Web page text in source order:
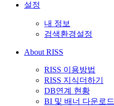
설정
내 정보
검색환경설정
About RISS
RISS 이용방법
RISS 지식더하기
DB연계 현황
BI 및 배너 다운로드